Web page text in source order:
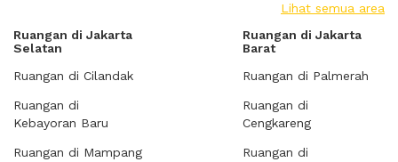
Lihat semua area
Ruangan di Jakarta
Selatan
Ruangan di Cilandak
Ruangan di
Kebayoran Baru
Ruangan di Mampang
Ruangan di Jakarta
Barat
Ruangan di Palmerah
Ruangan di
Cengkareng
Ruangan di